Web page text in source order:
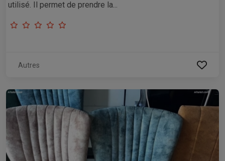
utilisé. Il permet de prendre la...
Autres